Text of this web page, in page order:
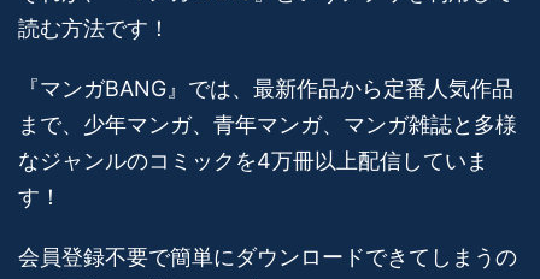
読む方法です！
『マンガBANG』では、最新作品から定番人気作品
まで、少年マンガ、青年マンガ、マンガ雑誌と多様
なジャンルのコミックを4万冊以上配信していま
す！
会員登録不要で簡単にダウンロードできてしまうの